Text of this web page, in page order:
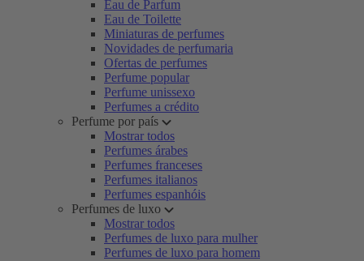
Eau de Parfum
Eau de Toilette
Miniaturas de perfumes
Novidades de perfumaria
Ofertas de perfumes
Perfume popular
Perfume unissexo
Perfumes a crédito
Perfume por país
Mostrar todos
Perfumes árabes
Perfumes franceses
Perfumes italianos
Perfumes espanhóis
Perfumes de luxo
Mostrar todos
Perfumes de luxo para mulher
Perfumes de luxo para homem